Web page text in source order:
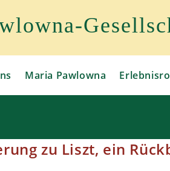
Maria Pawlowna
zu Liszt, ein